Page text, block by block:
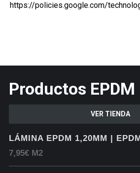
https://policies.google.com/
Productos EPDM
VER TIENDA
LÁMINA EPDM 1,20MM |
7,95€ M2